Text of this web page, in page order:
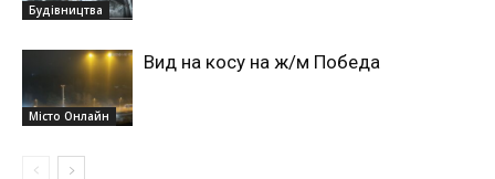
Будівництва
Місто Онлайн
Вид на косу на ж/м Победа